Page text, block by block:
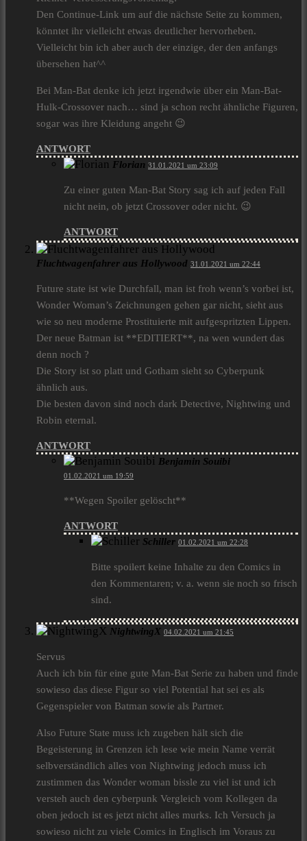
Den Continue-Link um auf die nächste Seite zu kommen,
könntet ihr vielleicht etwas deutlicher hervorheben.
Vielleicht bin ich aber auch der einzige, der den anfangs
übersehen hat^^
Bei Man-Bat denke ich jetzt irgendwie über ein Man-Bat-
Hulk-Crossover nach… sind ja schon recht ähnliche Figuren,
sogar was ihre Kleidung angeht 😉
ANTWORT
Florian 31.01.2021 um 23:09
Zu einer guten Man-Bat Story sag ich auf jeden Fall
nicht nein, ob jetzt Crossover oder nicht. 😉
ANTWORT
Fluchtwagenfahrer aus Hollywood 31.01.2021 um 22:44
Future state ist wie Durchfall, man ist froh wenn’s vorbei ist,
Wonder Woman’s Zeichnungen gehen gar nicht, sieht aus
wie so neu moderne Prostituierte mit aufgespritzten Lippen.
Der neue Batman ist **EDITIERT**, na wen wundert das
denn noch ?
Die Story ist so platt und Gotham sieht so Cyberpunk
ähnlich aus.
Die besten davon sind noch dark Detective, Nightwing und
Robin eternal.
ANTWORT
Benjamin Souibi
01.02.2021 um 19:59
**Wegen Spoiler gelöscht**
ANTWORT
Schiller 01.02.2021 um 22:28
Bitte spoilert keine Inhalte zu den Comics in
den Kommentaren; v. a. wenn sie noch so frisch
sind.
NightwingX 04.02.2021 um 21:45
Servus
Auch ich bin für eine gute Man-Bat Serie zu haben und finde
sowieso das diese Figur so viel Potential hat sei es als
Gegenspieler von Batman sowie als Partner.
Also Future State muss ich zugeben hält sich die
Begeisterung in Grenzen ich lese wie mein Name verrät
selbverständlich alles von Nightwing jedoch muss ich
zustimmen das Wonder woman bissle zu viel ist und ich
versteh auch den cyberpunk Vergleich vom Kollegen da
oben jedoch ist es jetzt nicht alles murks. Ich Versuch ja
sowieso nicht zu viele Comics in Englisch im Voraus zu